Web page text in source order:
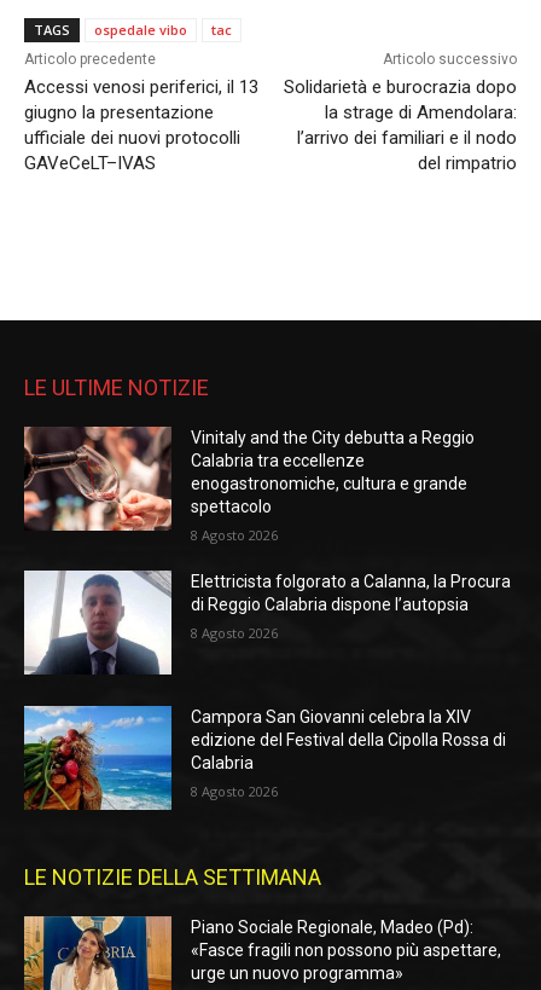
TAGS ospedale vibo tac
Articolo precedente
Accessi venosi periferici, il 13
giugno la presentazione
ufficiale dei nuovi protocolli
GAVeCeLT–IVAS
Articolo successivo
Solidarietà e burocrazia dopo
la strage di Amendolara:
l’arrivo dei familiari e il nodo
del rimpatrio
LE ULTIME NOTIZIE
Vinitaly and the City debutta a Reggio
Calabria tra eccellenze
enogastronomiche, cultura e grande
spettacolo
8 Agosto 2026
Elettricista folgorato a Calanna, la Procura
di Reggio Calabria dispone l’autopsia
8 Agosto 2026
Campora San Giovanni celebra la XIV
edizione del Festival della Cipolla Rossa di
Calabria
8 Agosto 2026
LE NOTIZIE DELLA SETTIMANA
Piano Sociale Regionale, Madeo (Pd):
«Fasce fragili non possono più aspettare,
urge un nuovo programma»